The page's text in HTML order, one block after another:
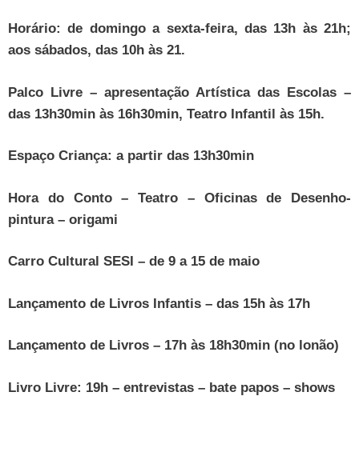
Horário: de domingo a sexta-feira, das 13h às 21h;
aos sábados, das 10h às 21.
Palco Livre – apresentação Artística das Escolas –
das 13h30min às 16h30min, Teatro Infantil às 15h.
Espaço Criança: a partir das 13h30min
Hora do Conto – Teatro – Oficinas de Desenho-
pintura – origami
Carro Cultural SESI – de 9 a 15 de maio
Lançamento de Livros Infantis – das 15h às 17h
Lançamento de Livros – 17h às 18h30min (no lonão)
Livro Livre: 19h – entrevistas – bate papos – shows